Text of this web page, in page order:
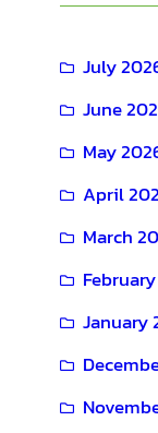
h
July
June
May
April
March
January